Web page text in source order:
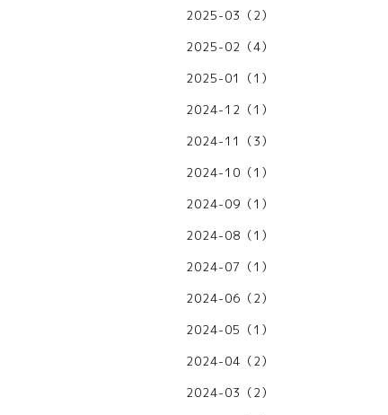
2025-03（2）
2025-02（4）
2025-01（1）
2024-12（1）
2024-11（3）
2024-10（1）
2024-09（1）
2024-08（1）
2024-07（1）
2024-06（2）
2024-05（1）
2024-04（2）
2024-03（2）